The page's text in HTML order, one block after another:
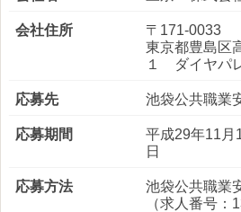
会社住所
〒171-0033
東京都豊島区
１ ダイヤパ
応募先 池袋公共職業
応募期間
平成29年11月
日
応募方法
池袋公共職業
（求人番号：